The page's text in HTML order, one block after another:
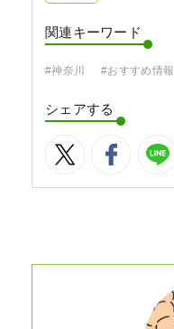
関連キーワード
#神奈川 #おすすめ情報
シェアする